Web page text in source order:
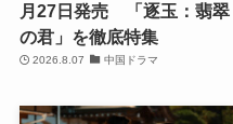
月27日発売 「逐玉：翡翠
の君」を徹底特集
2026.8.07 中国ドラマ